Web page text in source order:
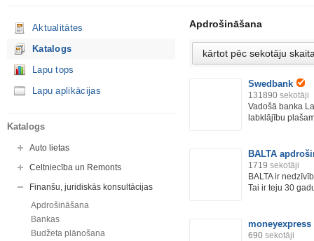
Aktualitātes
Katalogs
Lapu tops
Lapu aplikācijas
Katalogs
Auto lietas
Celtniecība un Remonts
Finanšu, juridiskās konsultācijas
Apdrošināšana
Bankas
Budžeta plānošana
Apdrošināšana
Swedbank
131890 sekotāji
Vadošā banka
labklājību
BALTA
1719 sekotāji
BALTA ir
Tai ir teju 30
moneyexpress
690 sekotāji